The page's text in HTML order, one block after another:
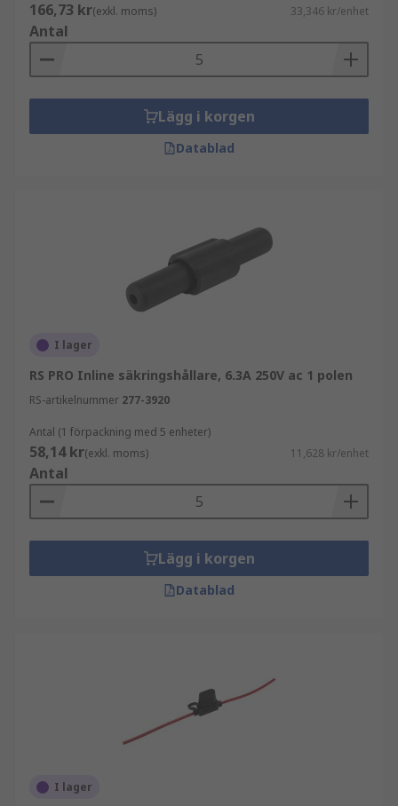
166,73 kr(exkl. moms) 33,346 kr/enhet
Antal
Lägg i korgen
Datablad
I lager
RS PRO Inline säkringshållare, 6.3A 250V ac 1 polen
RS-artikelnummer 277-3920
Antal (1 förpackning med 5 enheter)
58,14 kr(exkl. moms) 11,628 kr/enhet
Antal
Lägg i korgen
Datablad
I lager